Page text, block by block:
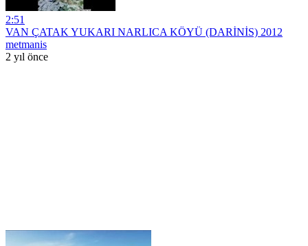
2:51
VAN ÇATAK YUKARI NARLICA KÖYÜ (DARİNİS) 2012
metmanis
2 yıl önce